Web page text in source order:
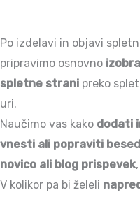
Po izdelavi in objavi
pripravimo osnovno
spletne strani preko
uri.
Naučimo vas kako dodati
vnesti ali popraviti
novico ali blog prispevek
V kolikor pa bi želeli